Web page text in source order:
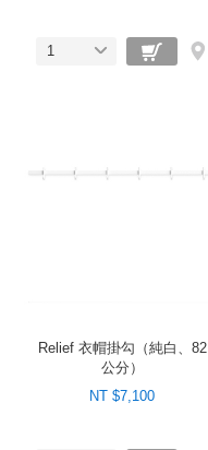
1
Relief 衣帽掛勾（純白、82
公分）
NT $7,100